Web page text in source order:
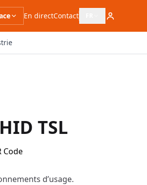
En directContact Ouvrir le sélecteur
TSL
Code
d’usage.